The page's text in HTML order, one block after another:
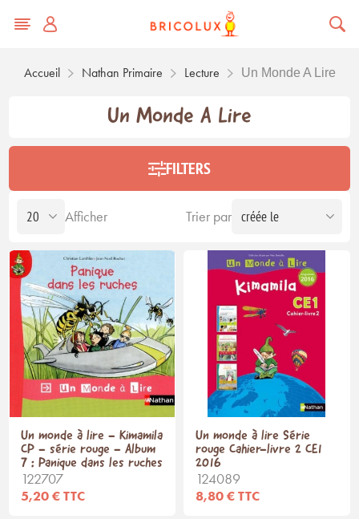
Accueil Nathan Primaire Lecture Un Monde A Lire
Un Monde A Lire
FILTERS
Trier par
Afficher
Un monde à lire - Kimamila
CP - série rouge - Album
7 : Panique dans les ruches
122707
5,20 € TTC
Un monde à lire Série
rouge Cahier-livre 2 CE1
2016
124089
8,80 € TTC